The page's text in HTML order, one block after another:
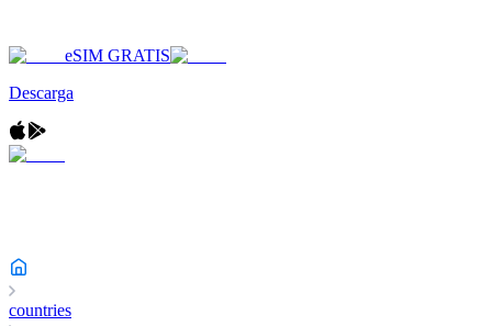
eSIM GRATIS
Descarga
countries